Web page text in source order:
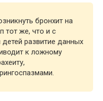
бронхит на
тот же, что и с
развитие данных
к ложному